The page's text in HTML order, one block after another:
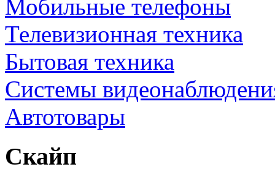
Мобильные телефоны
Телевизионная техника
Бытовая техника
Cистемы
Автотовары
Скайп